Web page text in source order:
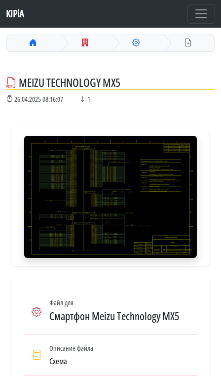
KIPiA
MEIZU TECHNOLOGY MX5
26.04.2025 08:16:07 1
Файл для
Смартфон Meizu Technology MX5
Описание файла
Схема